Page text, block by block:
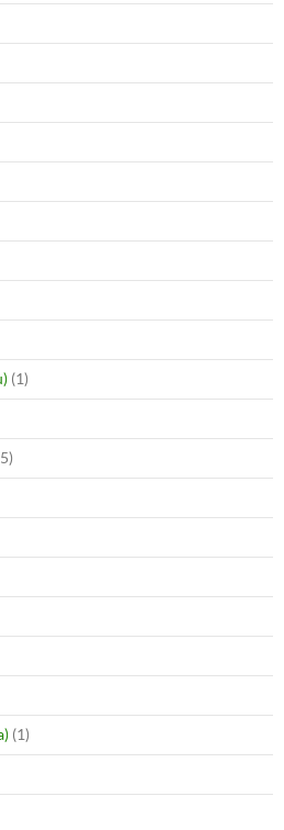
(1)
(1)